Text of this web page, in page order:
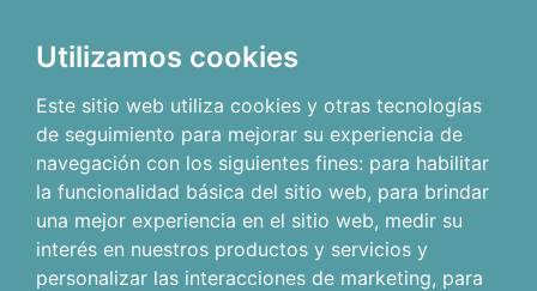
Utilizamos cookies
Este sitio web utiliza cookies y otras tecnologías
de seguimiento para mejorar su experiencia de
navegación con los siguientes fines: para habilitar
la funcionalidad básica del sitio web, para brindar
una mejor experiencia en el sitio web, medir su
interés en nuestros productos y servicios y
personalizar las interacciones de marketing, para